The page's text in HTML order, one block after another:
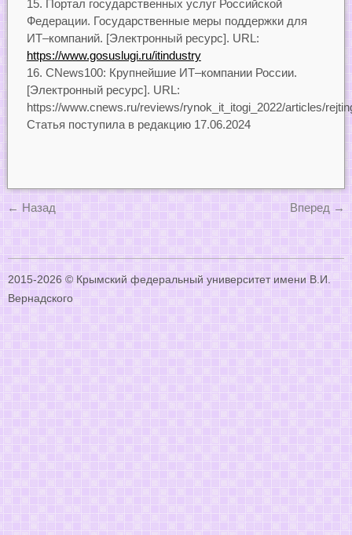
Портал государственных услуг Российской
Федерации. Государственные меры поддержки для
ИТ–компаний. [Электронный ресурс]. URL:
https://www.gosuslugi.ru/itindustry
CNews100: Крупнейшие ИТ–компании России.
[Электронный ресурс]. URL:
https://www.cnews.ru/reviews/rynok_it_itogi_2022/articles/
Статья поступила в редакцию 17.06.2024
← Назад Вперед→
2015-2026 © Крымский федеральный университет имени В.И.
Вернадского